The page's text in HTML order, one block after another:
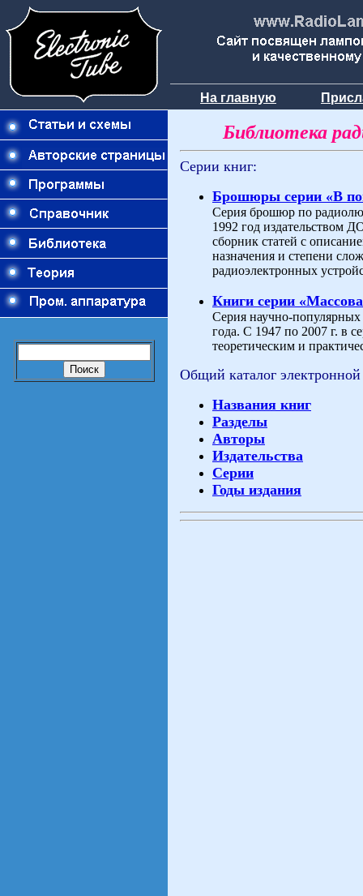
На главную
Библиотека
Серии книг:
Брошюры серии «В
Серия брошюр по
1992 год издательством
сборник статей с
назначения и степени
радиоэлектронных
Книги серии
Серия научно-
года. С 1947 по 2007 г. в
теоретическим и
Общий каталог
Названия книг
Разделы
Авторы
Издательства
Серии
Годы издания